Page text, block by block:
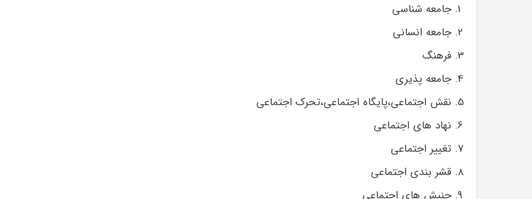
جامعه شناسی
جامعه انسانی
فرهنگ
جامعه پذیری
نقش اجتماعی،پایگاه اجتماعی،تحرک اجتماعی
نهاد های اجتماعی
تغییر اجتماعی
قشر بندی اجتماعی
جنبش های اجتماعی